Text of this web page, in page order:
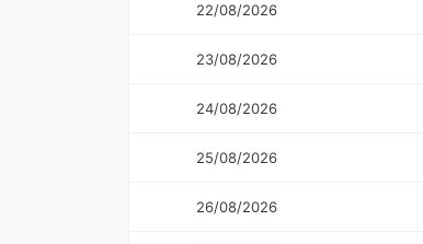
22/08/2026
23/08/2026
24/08/2026
25/08/2026
26/08/2026